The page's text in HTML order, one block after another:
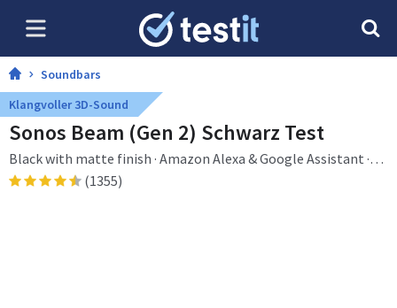
Soundbars
Klangvoller 3D-Sound
Sonos Beam (Gen 2) Schwarz Test
Black with matte finish · Amazon Alexa & Google Assistant ·
Verkabelt & Kabellos · 802.11b · 802.11g · Wi-Fi 4 (802.11n) · Wi-
(1355)